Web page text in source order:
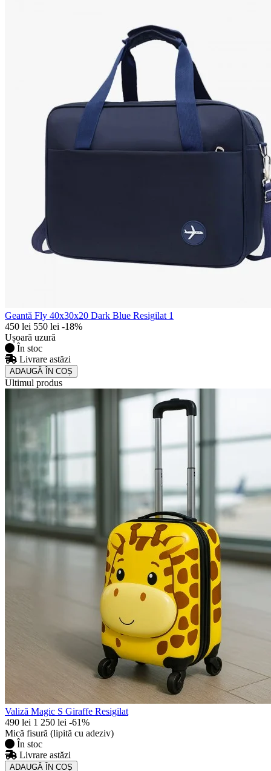
Geantă Fly 40x30x20 Dark Blue Resigilat 1
450 lei 550 lei -18%
Ușoară uzură
În stoc
Livrare astăzi
ADAUGǍ ÎN COȘ
Ultimul produs
Valiză Magic S Giraffe Resigilat
490 lei 1 250 lei -61%
Mică fisură (lipită cu adeziv)
În stoc
Livrare astăzi
ADAUGǍ ÎN COȘ